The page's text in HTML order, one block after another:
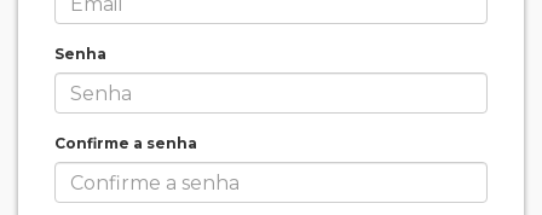
Senha
Confirme a senha